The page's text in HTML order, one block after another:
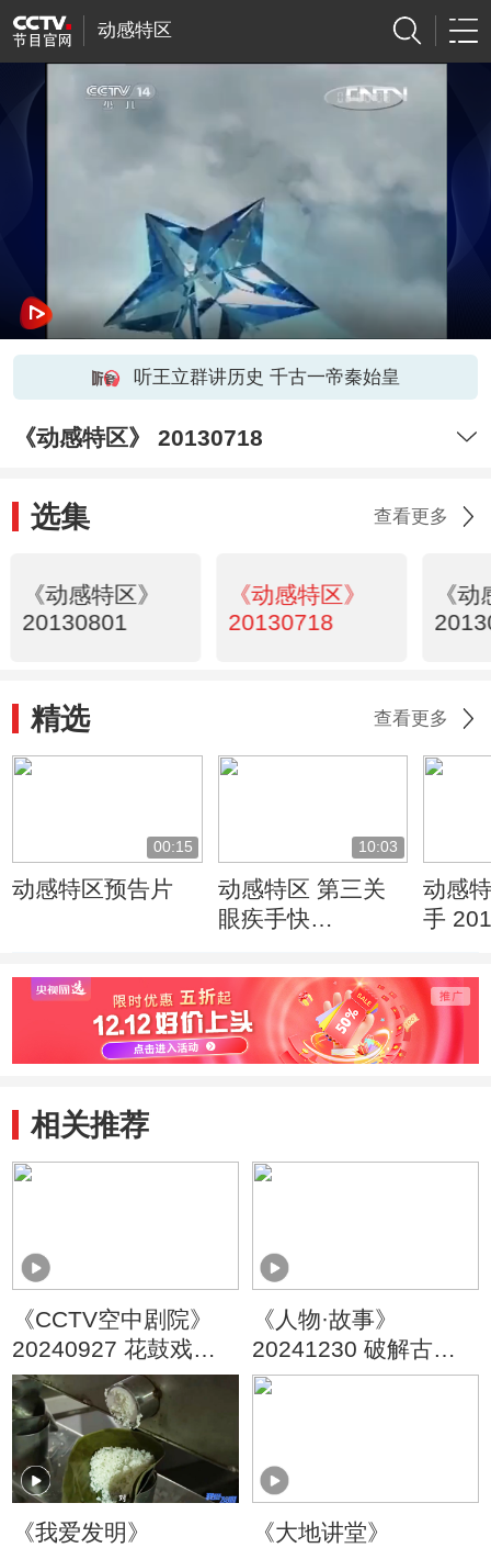
动感特区
听王立群讲历史 千古一帝秦始皇
《动感特区》 20130718
选集 查看更多
《动感特区》
20130801
《动感特区》
20130718
《
精选 查看更多
00:15
动感特区预告片
10:03
动感特区 第三关
眼疾手快
动感
手
相关推荐
《CCTV空中剧院》
20240927 花鼓戏
《蔡坤山耕田》选场
《人物·故事》
20241230 破解古
籍“龙鳞”密码·张晓栋
《我爱发明》
《大地讲堂》